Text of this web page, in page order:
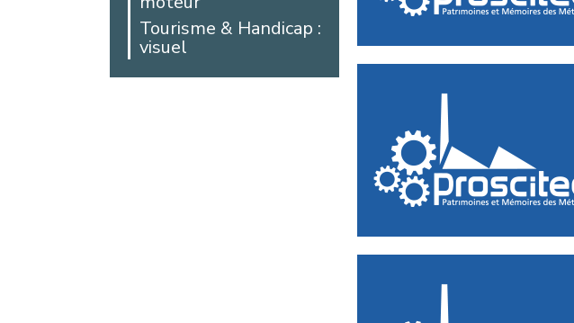
Berck
Béthune
Beussent
Tourisme & Handicap :
visuel